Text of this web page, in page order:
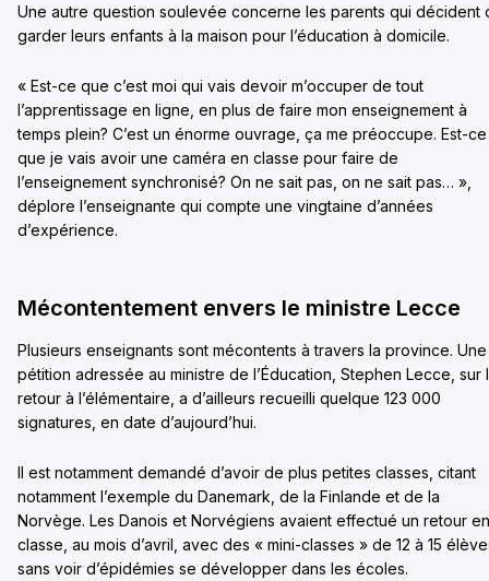
Une autre question soulevée concerne les parents qui décident
garder leurs enfants à la maison pour l’éducation à domicile.
« Est-ce que c’est moi qui vais devoir m’occuper de tout
l’apprentissage en ligne, en plus de faire mon enseignement à
temps plein? C’est un énorme ouvrage, ça me préoccupe. Est-ce
que je vais avoir une caméra en classe pour faire de
l’enseignement synchronisé? On ne sait pas, on ne sait pas… »,
déplore l’enseignante qui compte une vingtaine d’années
d’expérience.
Mécontentement envers le ministre Lecce
Plusieurs enseignants sont mécontents à travers la province. Une
pétition adressée au ministre de l’Éducation, Stephen Lecce, sur
retour à l’élémentaire, a d’ailleurs recueilli quelque 123 000
signatures, en date d’aujourd’hui.
Il est notamment demandé d’avoir de plus petites classes, citant
notamment l’exemple du Danemark, de la Finlande et de la
Norvège. Les Danois et Norvégiens avaient effectué un retour en
classe, au mois d’avril, avec des « mini-classes » de 12 à 15
sans voir d’épidémies se développer dans les écoles.